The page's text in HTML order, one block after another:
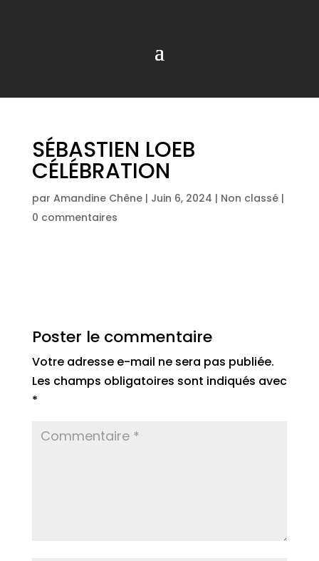
SÉBASTIEN LOEB
CÉLÉBRATION
par Amandine Chêne| Juin 6, 2024 | Non classé|
0 commentaires
Poster le commentaire
Votre adresse e-mail ne sera pas publiée.
Les champs obligatoires sont indiqués avec
*